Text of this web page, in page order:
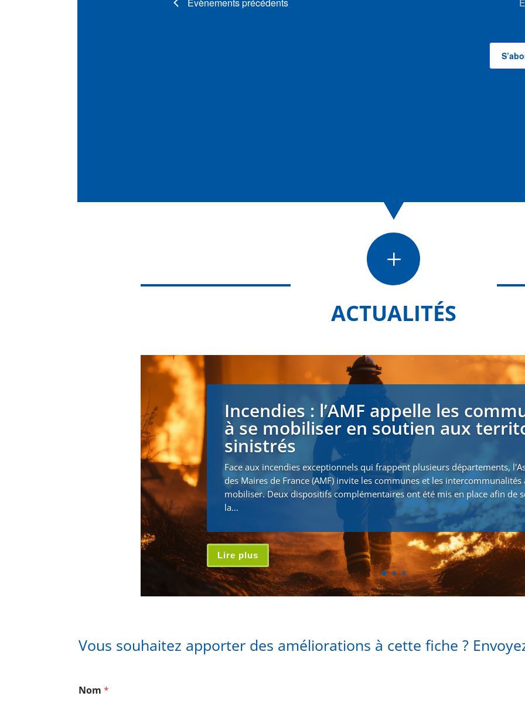
Évènementsprécédents
L
ACTUALITÉS
Incendies : l’AMF appelle les
à se mobiliser en soutien aux
sinistrés
Face aux incendies exceptionnels qui frappent plusieurs départements,
des Maires de France (AMF) invite les communes et les intercommunalités
mobiliser. Deux dispositifs complémentaires ont été mis en place afin de
la...
Lire plus
Vous souhaitez apporter des améliorations à cette fiche ?
Nom*